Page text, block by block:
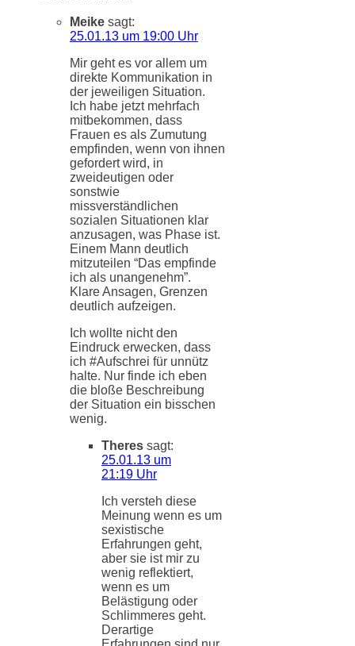
Meike sagt:
25.01.13 um 19:00 Uhr
Mir geht es vor allem um
direkte Kommunikation in
der jeweiligen Situation.
Ich habe jetzt mehrfach
mitbekommen, dass
Frauen es als Zumutung
empfinden, wenn von ihnen
gefordert wird, in
zweideutigen oder
sonstwie
missverständlichen
sozialen Situationen klar
anzusagen, was Phase ist.
Einem Mann deutlich
mitzuteilen “Das empfinde
ich als unangenehm”.
Klare Ansagen, Grenzen
deutlich aufzeigen.
Ich wollte nicht den
Eindruck erwecken, dass
ich #Aufschrei für unnütz
halte. Nur finde ich eben
die bloße Beschreibung
der Situation ein bisschen
wenig.
Theres sagt:
25.01.13 um
21:19 Uhr
Ich versteh diese
Meinung wenn es um
sexistische
Erfahrungen geht,
aber sie ist mir zu
wenig reflektiert,
wenn es um
Belästigung oder
Schlimmeres geht.
Derartige